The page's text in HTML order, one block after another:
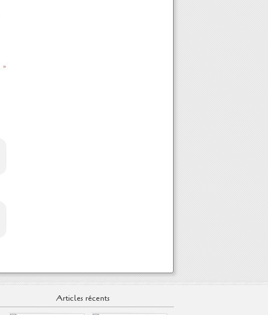
Articles récents